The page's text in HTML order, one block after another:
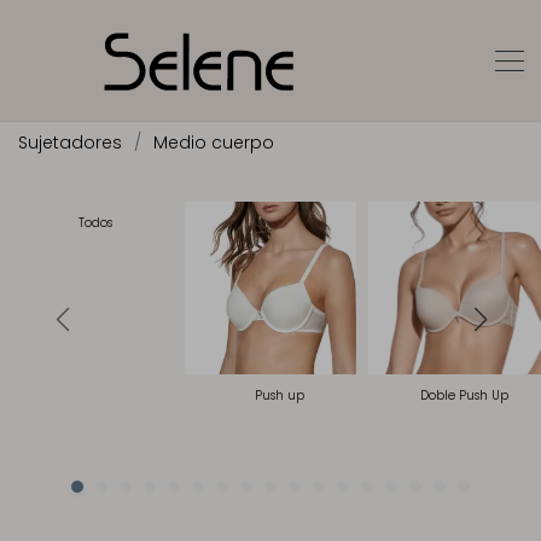
Sujetadores Medio cuerpo
Todos
Push up Doble Push Up